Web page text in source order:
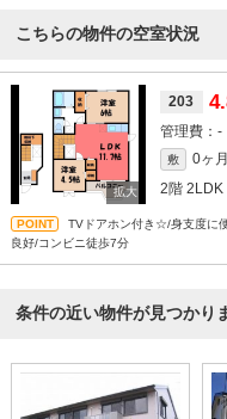
こちらの物件の空室状況
203
-
敷 0ヶ月
2階 2LDK
TVドアホン付き☆/身支度に
良好/コンビニ徒歩7分
条件の近い物件が見つかり